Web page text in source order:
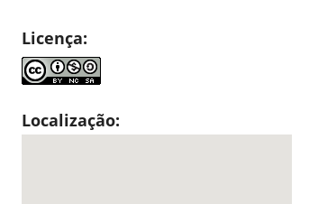
Licença:
Localização: